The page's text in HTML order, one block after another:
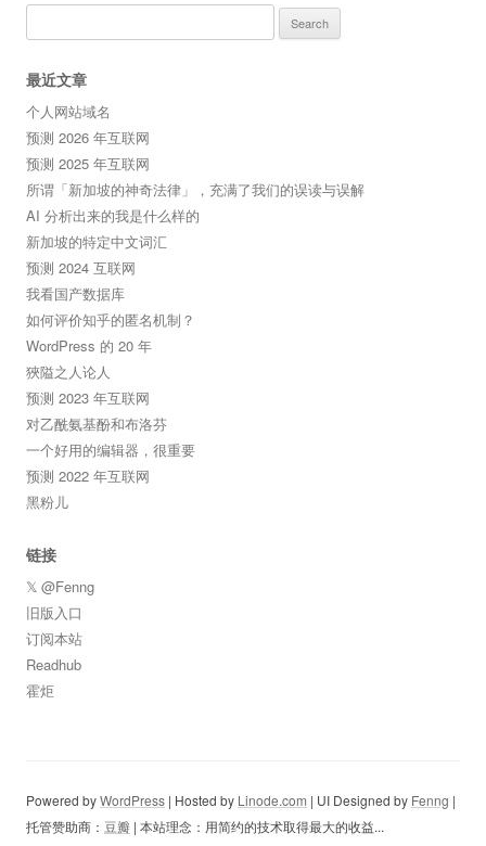
for:
最近文章
个人网站域名
预测 2026 年互联网
预测 2025 年互联网
所谓「新加坡的神奇法律」，充满了我们的误读与误解
AI 分析出来的我是什么样的
新加坡的特定中文词汇
预测 2024 互联网
我看国产数据库
如何评价知乎的匿名机制？
WordPress 的 20 年
狹隘之人论人
预测 2023 年互联网
对乙酰氨基酚和布洛芬
一个好用的编辑器，很重要
预测 2022 年互联网
黑粉儿
链接
𝕏 @Fenng
旧版入口
订阅本站
Readhub
霍炬
Powered byWordPress | Hosted by Linode.com | UI Designed by Fenng |
托管赞助商： 豆瓣 | 本站理念：用简约的技术取得最大的收益...